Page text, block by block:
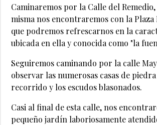
Caminaremos por la Calle del
misma nos encontraremos con la Plaza
que podremos refrescarnos en la
ubicada en ella y conocida como "la
Seguiremos caminando por la calle
observar las numerosas casas de
recorrido y los escudos blasonados.
Casi al final de esta calle, nos
pequeño jardín laboriosamente